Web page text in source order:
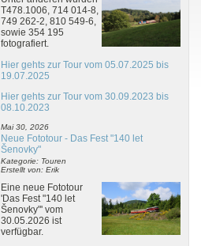
T478.1006, 714 014-8,
749 262-2, 810 549-6,
sowie 354 195
fotografiert.
Hier gehts zur Tour vom 05.07.2025 bis
19.07.2025
Hier gehts zur Tour vom 30.09.2023 bis
08.10.2023
Mai 30, 2026
Neue Fototour - Das Fest "140 let
Šenovky"
Kategorie: Touren
Erstellt von: Erik
Eine neue Fototour
'Das Fest "140 let
Šenovky"' vom
30.05.2026 ist
verfügbar.